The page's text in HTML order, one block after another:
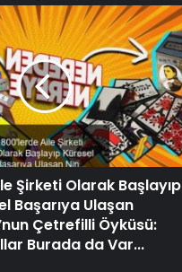
Şirketi Olarak Başlayıp
Başarıya Ulaşan
Çetrefilli Öyküsü:
Burada da Var...